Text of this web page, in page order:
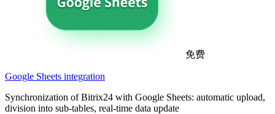
免费
Google Sheets integration
Synchronization of Bitrix24 with Google Sheets: automatic upload,
division into sub-tables, real-time data update